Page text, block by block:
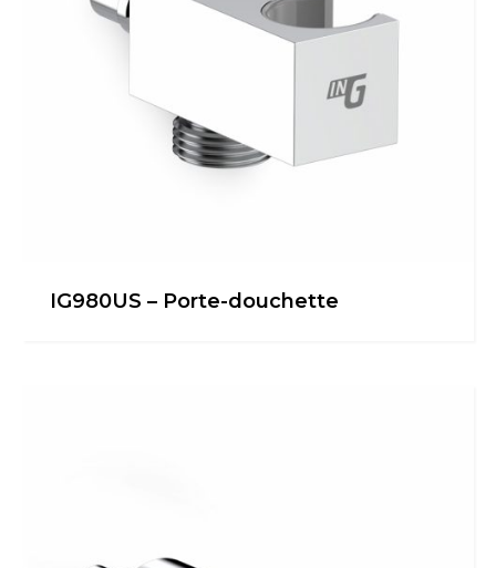
IG980US – Porte-douchette